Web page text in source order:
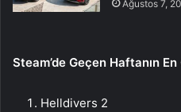
Ağustos 7,
Steam’de Geçen Haftanın
Helldivers 2